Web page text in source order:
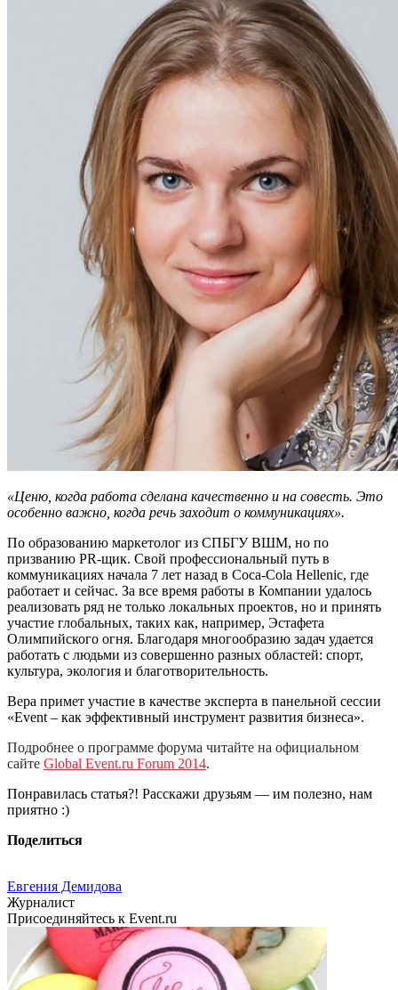
«Ценю, когда работа сделана качественно и на совесть. Это
особенно важно, когда речь заходит о коммуникациях».
По образованию маркетолог из СПБГУ ВШМ, но по
призванию PR-щик. Свой профессиональный путь в
коммуникациях начала 7 лет назад в Coca-Cola Hellenic, где
работает и сейчас. За все время работы в Компании удалось
реализовать ряд не только локальных проектов, но и принять
участие глобальных, таких как, например, Эстафета
Олимпийского огня. Благодаря многообразию задач удается
работать с людьми из совершенно разных областей: спорт,
культура, экология и благотворительность.
Вера примет участие в качестве эксперта в панельной сессии
«Event – как эффективный инструмент развития бизнеса».
Подробнее о программе форума читайте на официальном
сайте Global Event.ru Forum 2014.
Понравилась статья?! Расскажи друзьям — им полезно, нам
приятно :)
Поделиться
Евгения Демидова
Журналист
Присоединяйтесь к Event.ru